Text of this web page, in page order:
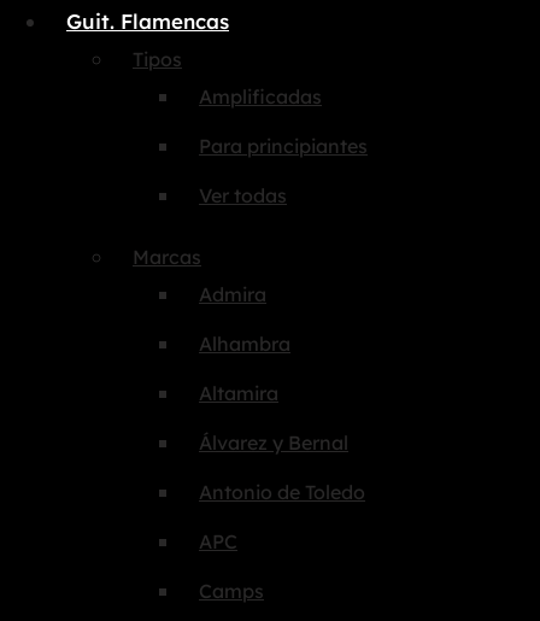
Guit. Flamencas
Tipos
Amplificadas
Para principiantes
Ver todas
Marcas
Admira
Alhambra
Altamira
Álvarez y Bernal
Antonio de Toledo
APC
Camps